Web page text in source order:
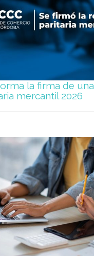
la firma de
mercantil 2026